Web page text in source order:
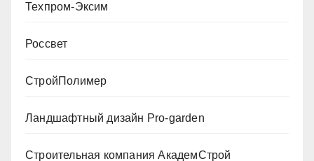
Техпром-Эксим
Россвет
СтройПолимер
Ландшафтный дизайн Pro-garden
Строительная компания АкадемСтрой